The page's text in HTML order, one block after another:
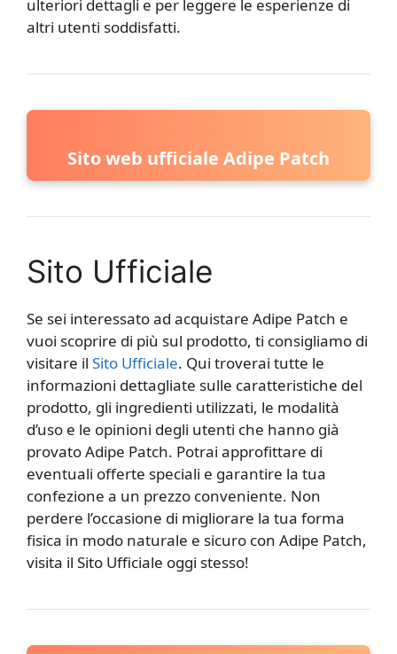
ulteriori dettagli e per leggere le esperienze di
altri utenti soddisfatti.
Sito web ufficiale Adipe Patch
Sito Ufficiale
Se sei interessato ad acquistare Adipe Patch e
vuoi scoprire di più sul prodotto, ti consigliamo di
visitare il Sito Ufficiale. Qui troverai tutte le
informazioni dettagliate sulle caratteristiche del
prodotto, gli ingredienti utilizzati, le modalità
d’uso e le opinioni degli utenti che hanno già
provato Adipe Patch. Potrai approfittare di
eventuali offerte speciali e garantire la tua
confezione a un prezzo conveniente. Non
perdere l’occasione di migliorare la tua forma
fisica in modo naturale e sicuro con Adipe Patch,
visita il Sito Ufficiale oggi stesso!